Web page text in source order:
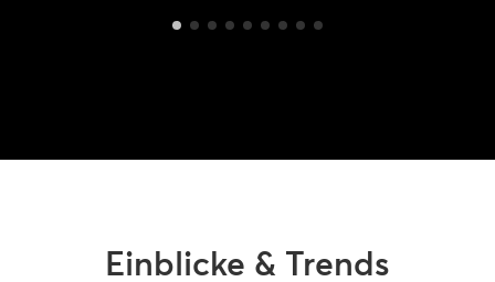
Einblicke & Trends